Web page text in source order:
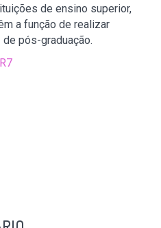
de ensino superior,
a função de realizar
pós-graduação.